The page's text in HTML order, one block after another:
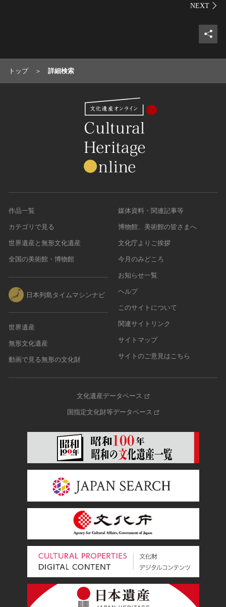
シェ
トップ 詳細検索
作品一覧
カテゴリで見る
世界遺産と無形文化遺産
全国の美術館・博物館
日本列島タイムマシンナビ
世界遺産
無形文化遺産
動画で見る無形の文化財
媒体資料・関連記事等
博物館、美術館の皆さまへ
文化庁よりご挨拶
今月のみどころ
お知らせ一覧
ヘルプ
このサイトについて
関連サイトリンク
サイトマップ
サイトのご意見はこちら
文化遺産データベース
国指定文化財等データベース